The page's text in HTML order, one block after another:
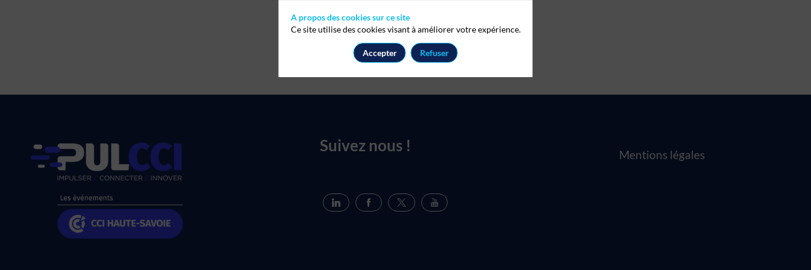
Suivez nous ! Mentions légales
A propos des cookies sur ce site
Ce site utilise des cookies visant à améliorer votre expérience.
Accepter Refuser